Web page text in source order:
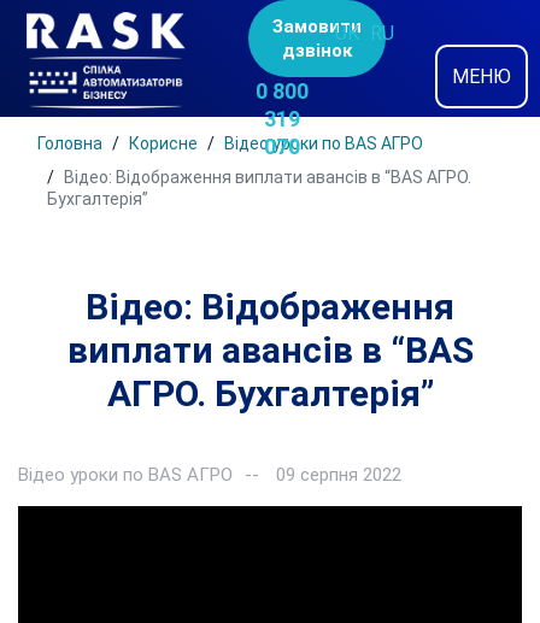
Замовити
дзвінок
0 800
319
070
UK RU
МЕНЮ
Головна Корисне
Відео уроки по BAS АГРО
Відео: Відображення виплати авансів в “BAS АГРО.
Бухгалтерія”
Відео: Відображення
виплати авансів в “BAS
АГРО. Бухгалтерія”
Відео уроки по BAS АГРО 09 серпня 2022